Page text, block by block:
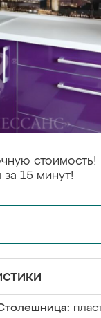
стоимость!
15 минут!